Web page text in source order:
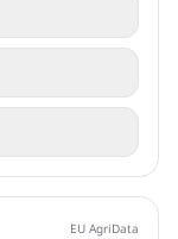
EU AgriData